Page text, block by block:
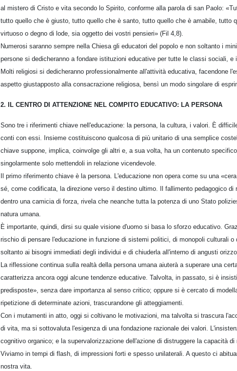
al mistero di Cristo e vita secondo lo Spirito, conforme alla parola di san Paolo:
tutto quello che è giusto, tutto quello che è santo, tutto quello che è amabile, tutto
virtuoso o degno di lode, sia oggetto dei vostri pensieri» (Fil 4,8).
Numerosi saranno sempre nella Chiesa gli educatori del popolo e non soltanto i
persone si dedicheranno a fondare istituzioni educative per tutte le classi sociali, e
Molti religiosi si dedicheranno professionalmente all'attività educativa, facendone
aspetto giustapposto alla consacrazione religiosa, bensì un modo singolare di
2. IL CENTRO DI ATTENZIONE NEL COMPITO EDUCATIVO: LA PERSONA
Sono tre i riferimenti chiave nell'educazione: la persona, la cultura, i valori. È
conti con essi. Insieme costituiscono qualcosa di più unitario di una semplice
chiave suppone, implica, coinvolge gli altri e, a sua volta, ha un contenuto
singolarmente solo mettendoli in relazione vicendevole.
Il primo riferimento chiave è la persona. L'educazione non opera come su una
sé, come codificata, la direzione verso il destino ultimo. Il fallimento pedagogico
dentro una camicia di forza, rivela che neanche tutta la potenza di uno Stato
natura umana.
È importante, quindi, dirsi su quale visione d'uomo si basa lo sforzo educativo.
rischio di pensare l'educazione in funzione di sistemi politici, di monopoli culturali
soltanto ai bisogni immediati degli individui e di chiuderla all'interno di angusti
La riflessione continua sulla realtà della persona umana aiuterà a superare una
caratterizza ancora oggi alcune tendenze educative. Talvolta, in passato, si è
predisposte», senza dare importanza al senso critico; oppure si è cercato di
ripetizione di determinate azioni, trascurandone gli atteggiamenti.
Con i mutamenti in atto, oggi si coltivano le motivazioni, ma talvolta si trascura
di vita, ma si sottovaluta l'esigenza di una fondazione razionale dei valori.
cognitivo organico; e la supervalorizzazione dell'azione di distruggere la capacità di
Viviamo in tempi di flash, di impressioni forti e spesso unilaterali. A questo ci
nostra vita.